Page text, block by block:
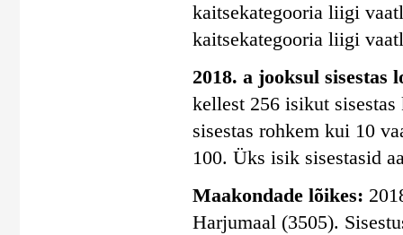
kaitsekategooria liigi
kaitsekategooria liigi
2018. a jooksul sisestas
kellest 256 isikut
sisestas rohkem kui 10
100. Üks isik sisestasid
Maakondade lõikes:
Harjumaal (3505).